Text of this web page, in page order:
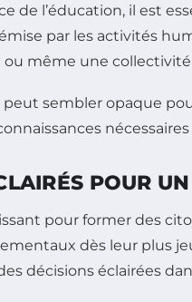
de l’éducation, il est
émise par les activités
même une
sembler opaque
POUR
pour former des
dès leur plus
décisions éclairées